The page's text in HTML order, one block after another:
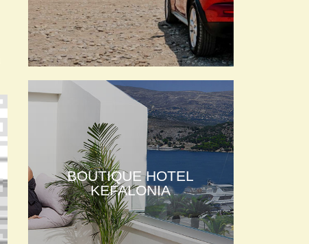
BOUTIQUE HOTEL
KEFALONIA